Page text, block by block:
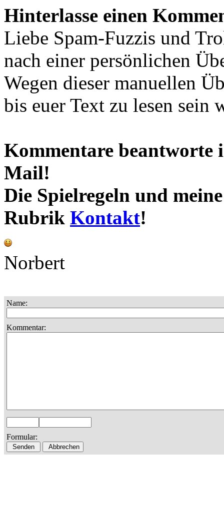
Hinterlasse einen
Liebe Spam-Fuzzis und
nach einer persönlichen
Wegen dieser manuellen
bis euer Text zu lesen sein
Kommentare beantworte
Mail!
Die Spielregeln und
Rubrik Kontakt!
Norbert
Name:
Kommentar:
Formular: